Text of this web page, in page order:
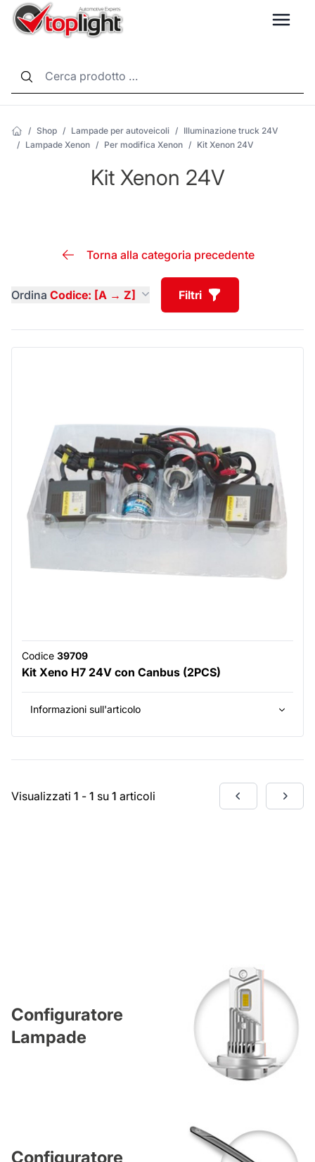
/ Shop / Lampade per autoveicoli / Illuminazione truck 24V
/ Lampade Xenon / Per modifica Xenon / Kit Xenon 24V
Kit Xenon 24V
Torna alla categoria precedente
Ordina Codice: [A → Z] Filtri
Codice 39709
Kit Xeno H7 24V con Canbus (2PCS)
Informazioni sull'articolo
Visualizzati 1 - 1 su 1 articoli
Configuratore
Lampade
Configuratore